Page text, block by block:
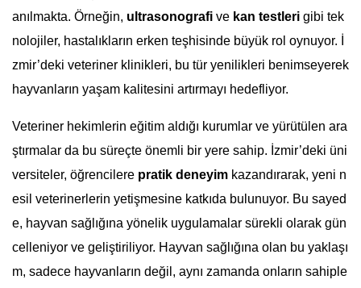
anılmakta. Örneğin, ultrasonografi ve kan testleri gibi tek
nolojiler, hastalıkların erken teşhisinde büyük rol oynuyor. İ
zmir’deki veteriner klinikleri, bu tür yenilikleri benimseyerek
hayvanların yaşam kalitesini artırmayı hedefliyor.
Veteriner hekimlerin eğitim aldığı kurumlar ve yürütülen ara
ştırmalar da bu süreçte önemli bir yere sahip. İzmir’deki üni
versiteler, öğrencilere pratik deneyim kazandırarak, yeni n
esil veterinerlerin yetişmesine katkıda bulunuyor. Bu sayed
e, hayvan sağlığına yönelik uygulamalar sürekli olarak gün
celleniyor ve geliştiriliyor. Hayvan sağlığına olan bu yaklaşı
m, sadece hayvanların değil, aynı zamanda onların sahiple